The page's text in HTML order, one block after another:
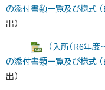
の添付書類一覧及び様式 （
出）
（入所（R6年
の添付書類一覧及び様式 （
出）​